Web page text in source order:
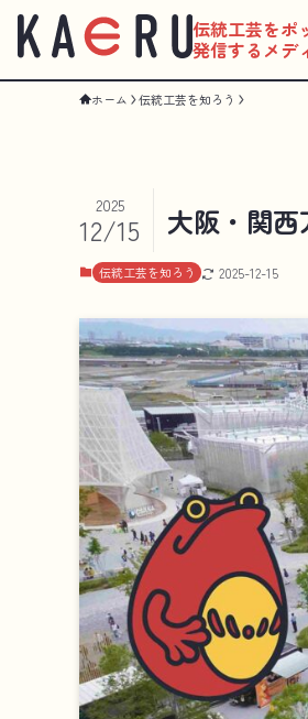
伝統工芸をポ
発信するメデ
ホーム 伝統工芸を知ろう
大阪・関
2025
12/15
伝統工芸を知ろう 2025-12-15